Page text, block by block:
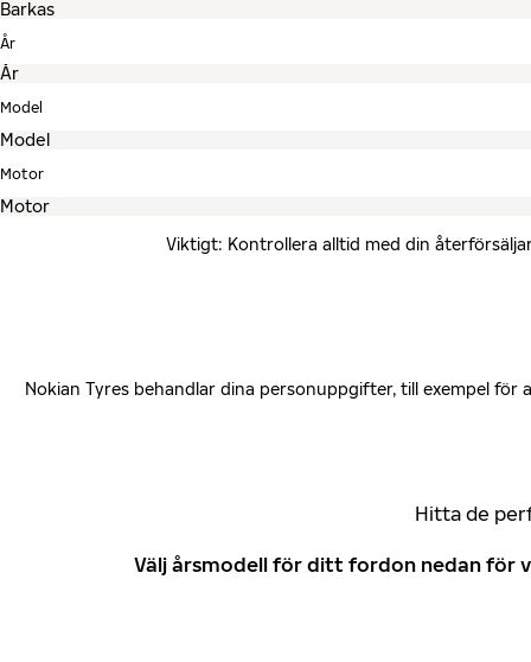
År
Model
Motor
Viktigt: Kontrollera alltid med din
Nokian Tyres behandlar dina personuppgifter, till exempel
Hitta de
Välj årsmodell för ditt fordon nedan för